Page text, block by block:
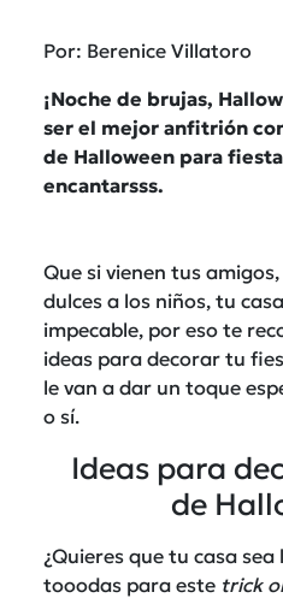
Por: Berenice Villatoro
¡Noche de brujas,
ser el mejor anfitrión
de Halloween para
encantarsss.
Que si vienen tus
dulces a los niños, tu
impecable, por eso te
ideas para decorar tu
le van a dar un toque
o sí.
Ideas para
de
¿Quieres que tu casa
tooodas para este trick